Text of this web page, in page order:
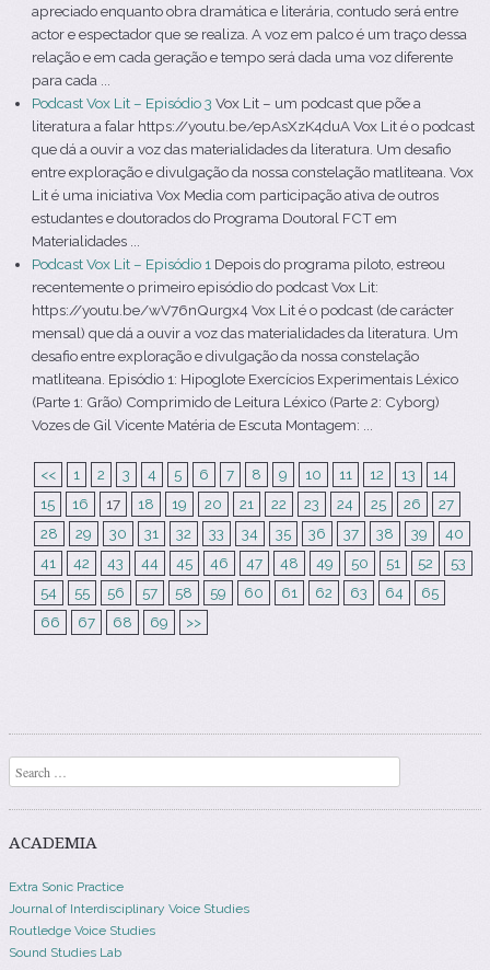
apreciado enquanto obra dramática e literária, contudo será entre
actor e espectador que se realiza. A voz em palco é um traço dessa
relação e em cada geração e tempo será dada uma voz diferente
para cada ...
Podcast Vox Lit – Episódio 3 Vox Lit – um podcast que põe a
literatura a falar https://youtu.be/epAsXzK4duA Vox Lit é o podcast
que dá a ouvir a voz das materialidades da literatura. Um desafio
entre exploração e divulgação da nossa constelação matliteana. Vox
Lit é uma iniciativa Vox Media com participação ativa de outros
estudantes e doutorados do Programa Doutoral FCT em
Materialidades ...
Podcast Vox Lit – Episódio 1 Depois do programa piloto, estreou
recentemente o primeiro episódio do podcast Vox Lit:
https://youtu.be/wV76nQurgx4 Vox Lit é o podcast (de carácter
mensal) que dá a ouvir a voz das materialidades da literatura. Um
desafio entre exploração e divulgação da nossa constelação
matliteana. Episódio 1: Hipoglote Exercícios Experimentais Léxico
(Parte 1: Grão) Comprimido de Leitura Léxico (Parte 2: Cyborg)
Vozes de Gil Vicente Matéria de Escuta Montagem: ...
<< 1 2 3 4 5 6 7 8 9 10 11 12 13
14
15
16 17 18 19 20 21 22 23 24 25 26
27
28
29 30 31 32 33 34 35 36 37 38 39
40
41
42 43 44 45 46 47 48 49 50 51 52
53
54
55 56 57 58 59 60 61 62 63 64
65
66
67 68 69 >>
Search
ACADEMIA
Extra Sonic Practice
Journal of Interdisciplinary Voice Studies
Routledge Voice Studies
Sound Studies Lab